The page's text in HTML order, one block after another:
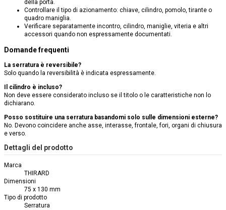
della porta.
Controllare il tipo di azionamento: chiave, cilindro, pomolo, tirante o
quadro maniglia.
Verificare separatamente incontro, cilindro, maniglie, viteria e altri
accessori quando non espressamente documentati.
Domande frequenti
La serratura è reversibile?
Solo quando la reversibilità è indicata espressamente.
Il cilindro è incluso?
Non deve essere considerato incluso se il titolo o le caratteristiche non lo
dichiarano.
Posso sostituire una serratura basandomi solo sulle dimensioni esterne?
No. Devono coincidere anche asse, interasse, frontale, fori, organi di chiusura
e verso.
Dettagli del prodotto
Marca
THIRARD
Dimensioni
75 x 130 mm
Tipo di prodotto
Serratura